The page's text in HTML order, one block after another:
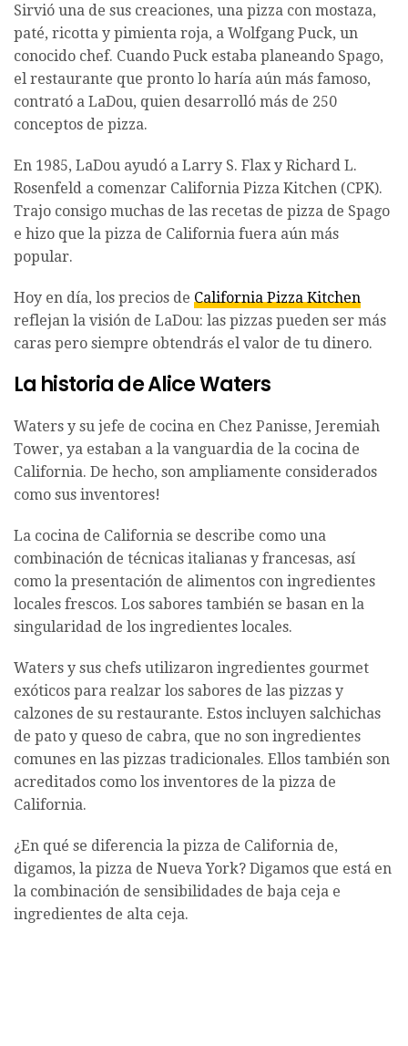
Sirvió una de sus creaciones, una pizza con mostaza,
paté, ricotta y pimienta roja, a Wolfgang Puck, un
conocido chef. Cuando Puck estaba planeando Spago,
el restaurante que pronto lo haría aún más famoso,
contrató a LaDou, quien desarrolló más de 250
conceptos de pizza.
En 1985, LaDou ayudó a Larry S. Flax y Richard L.
Rosenfeld a comenzar California Pizza Kitchen (CPK).
Trajo consigo muchas de las recetas de pizza de Spago
e hizo que la pizza de California fuera aún más
popular.
Hoy en día, los precios de California Pizza Kitchen
reflejan la visión de LaDou: las pizzas pueden ser más
caras pero siempre obtendrás el valor de tu dinero.
La historia de Alice Waters
Waters y su jefe de cocina en Chez Panisse, Jeremiah
Tower, ya estaban a la vanguardia de la cocina de
California. De hecho, son ampliamente considerados
como sus inventores!
La cocina de California se describe como una
combinación de técnicas italianas y francesas, así
como la presentación de alimentos con ingredientes
locales frescos. Los sabores también se basan en la
singularidad de los ingredientes locales.
Waters y sus chefs utilizaron ingredientes gourmet
exóticos para realzar los sabores de las pizzas y
calzones de su restaurante. Estos incluyen salchichas
de pato y queso de cabra, que no son ingredientes
comunes en las pizzas tradicionales. Ellos también son
acreditados como los inventores de la pizza de
California.
¿En qué se diferencia la pizza de California de,
digamos, la pizza de Nueva York? Digamos que está en
la combinación de sensibilidades de baja ceja e
ingredientes de alta ceja.